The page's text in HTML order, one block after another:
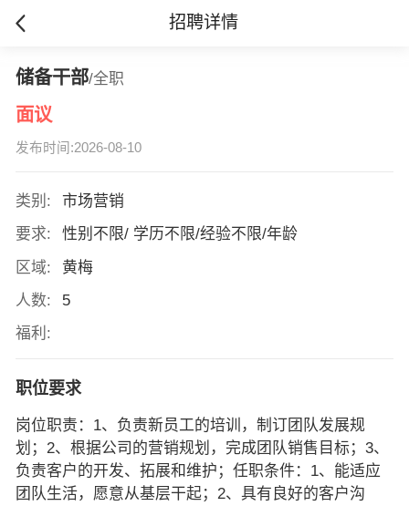
招聘详情
储备干部/全职
面议
发布时间:2026-08-10
类别:
市场营销
要求:
性别不限/ 学历不限/经验不限/年龄
区域:
黄梅
人数:
5
福利:
职位要求
岗位职责：1、负责新员工的培训，制订团队发展规
划；2、根据公司的营销规划，完成团队销售目标；3、
负责客户的开发、拓展和维护；任职条件：1、能适应
团队生活，愿意从基层干起；2、具有良好的客户沟